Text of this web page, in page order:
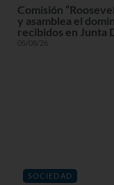
Comisión
y asamblea el
recibidos en Junta
05/08/26
SOCIEDAD